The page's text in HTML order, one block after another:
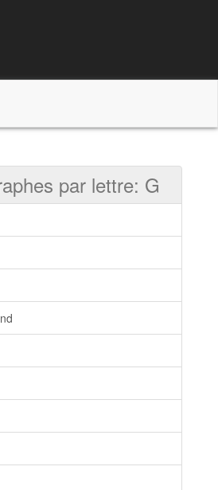
par lettre: G